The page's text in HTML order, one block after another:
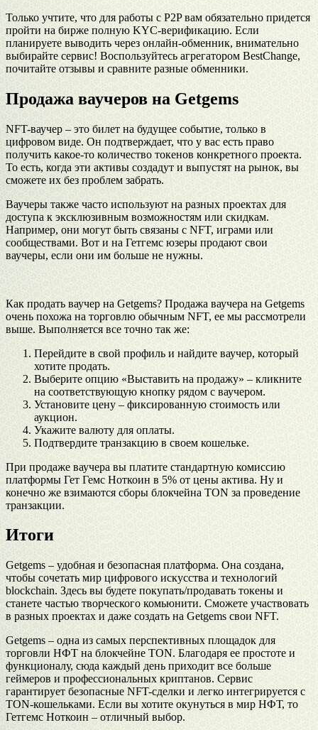
Только учтите, что для работы с P2P вам обязательно придется
пройти на бирже полную KYC-верификацию. Если
планируете выводить через онлайн-обменник, внимательно
выбирайте сервис! Воспользуйтесь агрегатором BestChange,
почитайте отзывы и сравните разные обменники.
Продажа ваучеров на Getgems
NFT-ваучер – это билет на будущее событие, только в
цифровом виде. Он подтверждает, что у вас есть право
получить какое-то количество токенов конкретного проекта.
То есть, когда эти активы создадут и выпустят на рынок, вы
сможете их без проблем забрать.
Ваучеры также часто используют на разных проектах для
доступа к эксклюзивным возможностям или скидкам.
Например, они могут быть связаны с NFT, играми или
сообществами. Вот и на Гетгемс юзеры продают свои
ваучеры, если они им больше не нужны.
Как продать ваучер на Getgems? Продажа ваучера на Getgems
очень похожа на торговлю обычным NFT, ее мы рассмотрели
выше. Выполняется все точно так же:
Перейдите в свой профиль и найдите ваучер, который
хотите продать.
Выберите опцию «Выставить на продажу» – кликните
на соответствующую кнопку рядом с ваучером.
Установите цену – фиксированную стоимость или
аукцион.
Укажите валюту для оплаты.
Подтвердите транзакцию в своем кошельке.
При продаже ваучера вы платите стандартную комиссию
платформы Гет Гемс Ноткоин в 5% от цены актива. Ну и
конечно же взимаются сборы блокчейна TON за проведение
транзакции.
Итоги
Getgems – удобная и безопасная платформа. Она создана,
чтобы сочетать мир цифрового искусства и технологий
blockchain. Здесь вы будете покупать/продавать токены и
станете частью творческого комьюнити. Сможете участвовать
в разных проектах и даже создать на Getgems свои NFT.
Getgems – одна из самых перспективных площадок для
торговли НФТ на блокчейне TON. Благодаря ее простоте и
функционалу, сюда каждый день приходит все больше
геймеров и профессиональных криптанов. Сервис
гарантирует безопасные NFT-сделки и легко интегрируется с
TON-кошельками. Если вы хотите окунуться в мир НФТ, то
Гетгемс Ноткоин – отличный выбор.